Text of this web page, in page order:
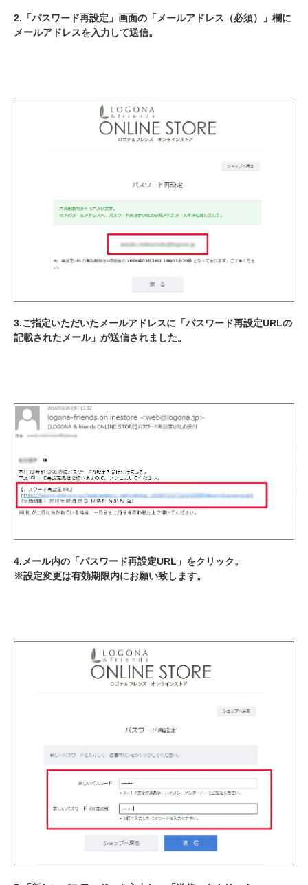
2.「パスワード再設定」画面の「メールアドレス（必須）」欄に
メールアドレスを入力して送信。
3.ご指定いただいたメールアドレスに「パスワード再設定URLの
記載されたメール」が送信されました。
4.メール内の「パスワード再設定URL」をクリック。
※設定変更は有効期限内にお願い致します。